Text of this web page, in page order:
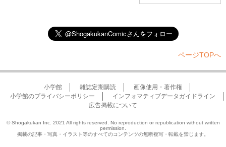
ページTOPへ
小学館 雑誌定期購読
画像使用・著作権
小学館のプライバシーポリシー
インフォマティブデータガイドライン
広告掲載について
© Shogakukan Inc. 2021 All rights reserved. No reproduction or republication without written
permission.
掲載の記事・写真・イラスト等のすべてのコンテンツの無断複写・転載を禁じます。